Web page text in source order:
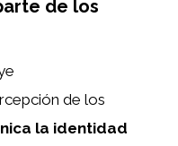
de los
de los
la identidad